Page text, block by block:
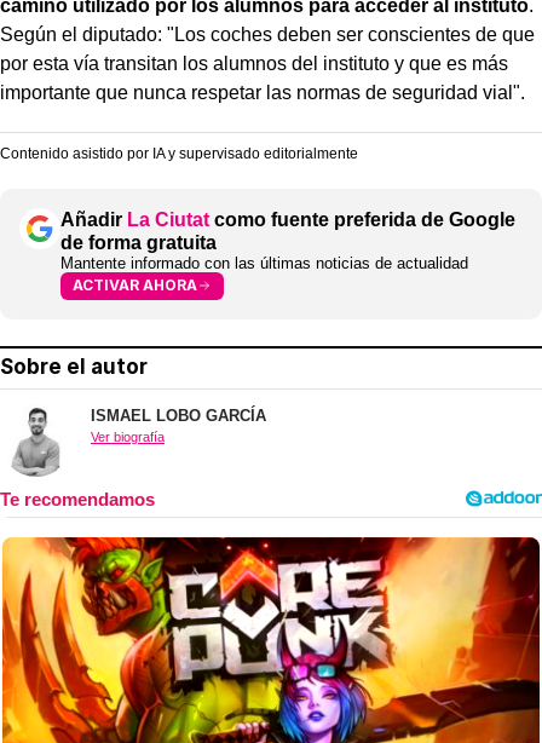
camino utilizado por los alumnos para acceder al instituto.
Según el diputado: "Los coches deben ser conscientes de que
por esta vía transitan los alumnos del instituto y que es más
importante que nunca respetar las normas de seguridad vial".
Contenido asistido por IA y supervisado editorialmente
Añadir La Ciutat como fuente preferida de Google
de forma gratuita
Mantente informado con las últimas noticias de actualidad
ACTIVAR AHORA
Sobre el autor
ISMAEL LOBO GARCÍA
Ver biografía